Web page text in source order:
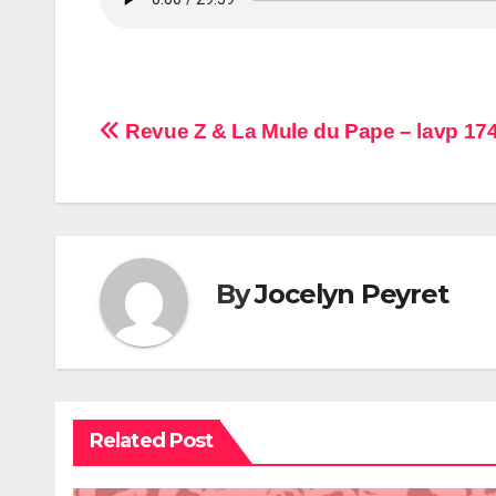
Navigation
Revue Z & La Mule du Pape – lavp
ByJocelyn Peyret
Related Post